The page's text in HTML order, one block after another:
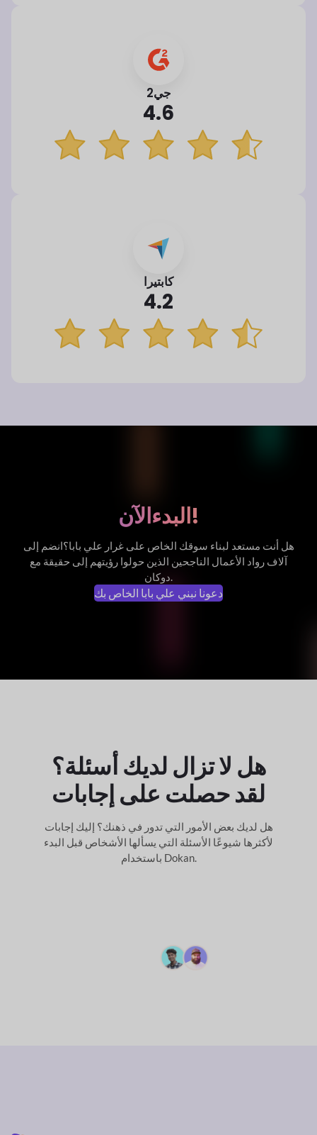
جي2
4.6
كابتيرا
4.2
البدءالآن!
هل أنت مستعد لبناء سوقك الخاص على غرار علي بابا؟انضم إلى
آلاف رواد الأعمال الناجحين الذين حولوا رؤيتهم إلى حقيقة مع
دوكان.
دعونا نبني علي بابا الخاص بك
هل لا تزال لديك أسئلة؟
لقد حصلت على إجابات
هل لديك بعض الأمور التي تدور في ذهنك؟ إليك إجابات
لأكثرها شيوعًا الأسئلة التي يسألها الأشخاص قبل البدء
باستخدام Dokan.